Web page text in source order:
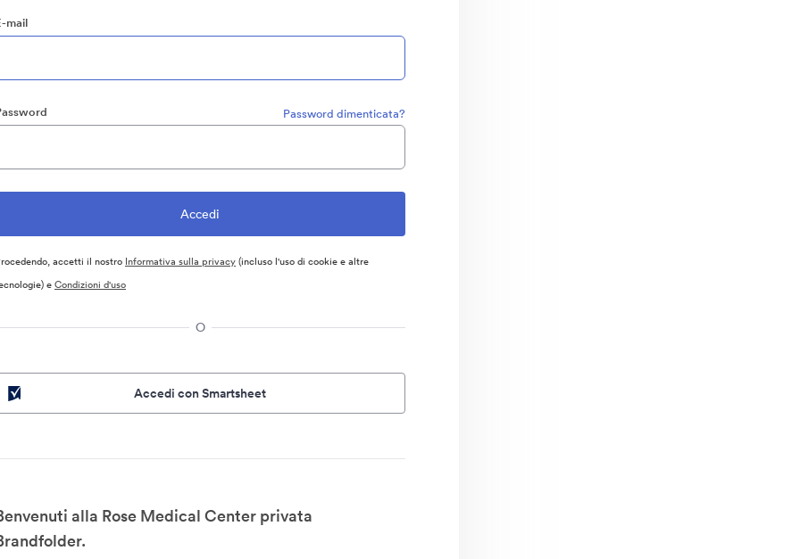
mail
Password dimenticata?
accetti il nostro Informativa sulla privacy(incluso l'uso di cookie e altre
eCondizioni d'uso
O
Accedi con Smartsheet
alla Rose Medical Center privata